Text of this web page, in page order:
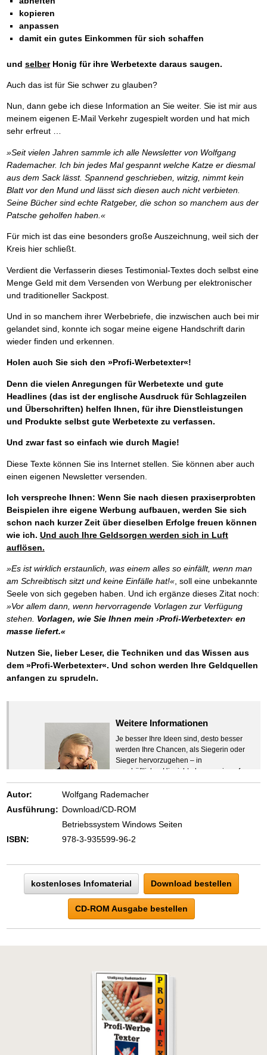
kopieren
anpassen
damit ein gutes Einkommen für sich schaffen
und selberHonig für ihre Werbetexte daraus saugen.
Auch das ist für Sie schwer zu glauben?
Nun, dann gebe ich diese Information an Sie weiter. Sie ist mir aus
meinem eigenen E-Mail Verkehr zugespielt worden und hat mich
sehr erfreut …
»Seit vielen Jahren sammle ich alle Newsletter von Wolfgang
Rademacher. Ich bin jedes Mal gespannt welche Katze er diesmal
aus dem Sack lässt. Spannend geschrieben, witzig, nimmt kein
Blatt vor den Mund und lässt sich diesen auch nicht verbieten.
Seine Bücher sind echte Ratgeber, die schon so manchem aus der
Patsche geholfen haben.«
Für mich ist das eine besonders große Auszeichnung, weil sich der
Kreis hier schließt.
Verdient die Verfasserin dieses Testimonial-Textes doch selbst eine
Menge Geld mit dem Versenden von Werbung per elektronischer
und traditioneller Sackpost.
Und in so manchem ihrer Werbebriefe, die inzwischen auch bei mir
gelandet sind, konnte ich sogar meine eigene Handschrift darin
wieder finden und erkennen.
Holen auch Sie sich den »Profi-Werbetexter«!
Denn die vielen Anregungen für Werbetexte und gute
Headlines (das ist der englische Ausdruck für Schlagzeilen
und Überschriften) helfen Ihnen, für ihre Dienstleistungen
und Produkte selbst gute Werbetexte zu verfassen.
Und zwar fast so einfach wie durch Magie!
Diese Texte können Sie ins Internet stellen. Sie können aber auch
einen eigenen Newsletter versenden.
Ich verspreche Ihnen: Wenn Sie nach diesen praxiserprobten
Beispielen ihre eigene Werbung aufbauen, werden Sie sich
schon nach kurzer Zeit über dieselben Erfolge freuen können
wie ich. Und auch Ihre Geldsorgen werden sich in Luft
auflösen.
»Es ist wirklich erstaunlich, was einem alles so einfällt, wenn man
am Schreibtisch sitzt und keine Einfälle hat!«, soll eine unbekannte
Seele von sich gegeben haben. Und ich ergänze dieses Zitat noch:
»Vor allem dann, wenn hervorragende Vorlagen zur Verfügung
stehen. Vorlagen, wie Sie Ihnen mein ›Profi-Werbetexter‹ en
masse liefert.«
Nutzen Sie, lieber Leser, die Techniken und das Wissen aus
dem »Profi-Werbetexter«. Und schon werden Ihre Geldquellen
anfangen zu sprudeln.
Weitere Informationen
Je besser Ihre Ideen sind, desto besser
werden Ihre Chancen, als Siegerin oder
Sieger hervorzugehen – in
geschäftlicher Hinsicht ebenso wie auf
beruflichem oder privatem Gebiet. Denn
eins ist todsicher:
Zeigen Sie mit der Maus hierhin, um
Autor:
Wolfgang Rademacher
Ausführung: Download/CD-ROM
Betriebssystem Windows Seiten
ISBN:
978-3-935599-96-2
kostenloses Infomaterial Download bestellen
CD-ROM Ausgabe bestellen